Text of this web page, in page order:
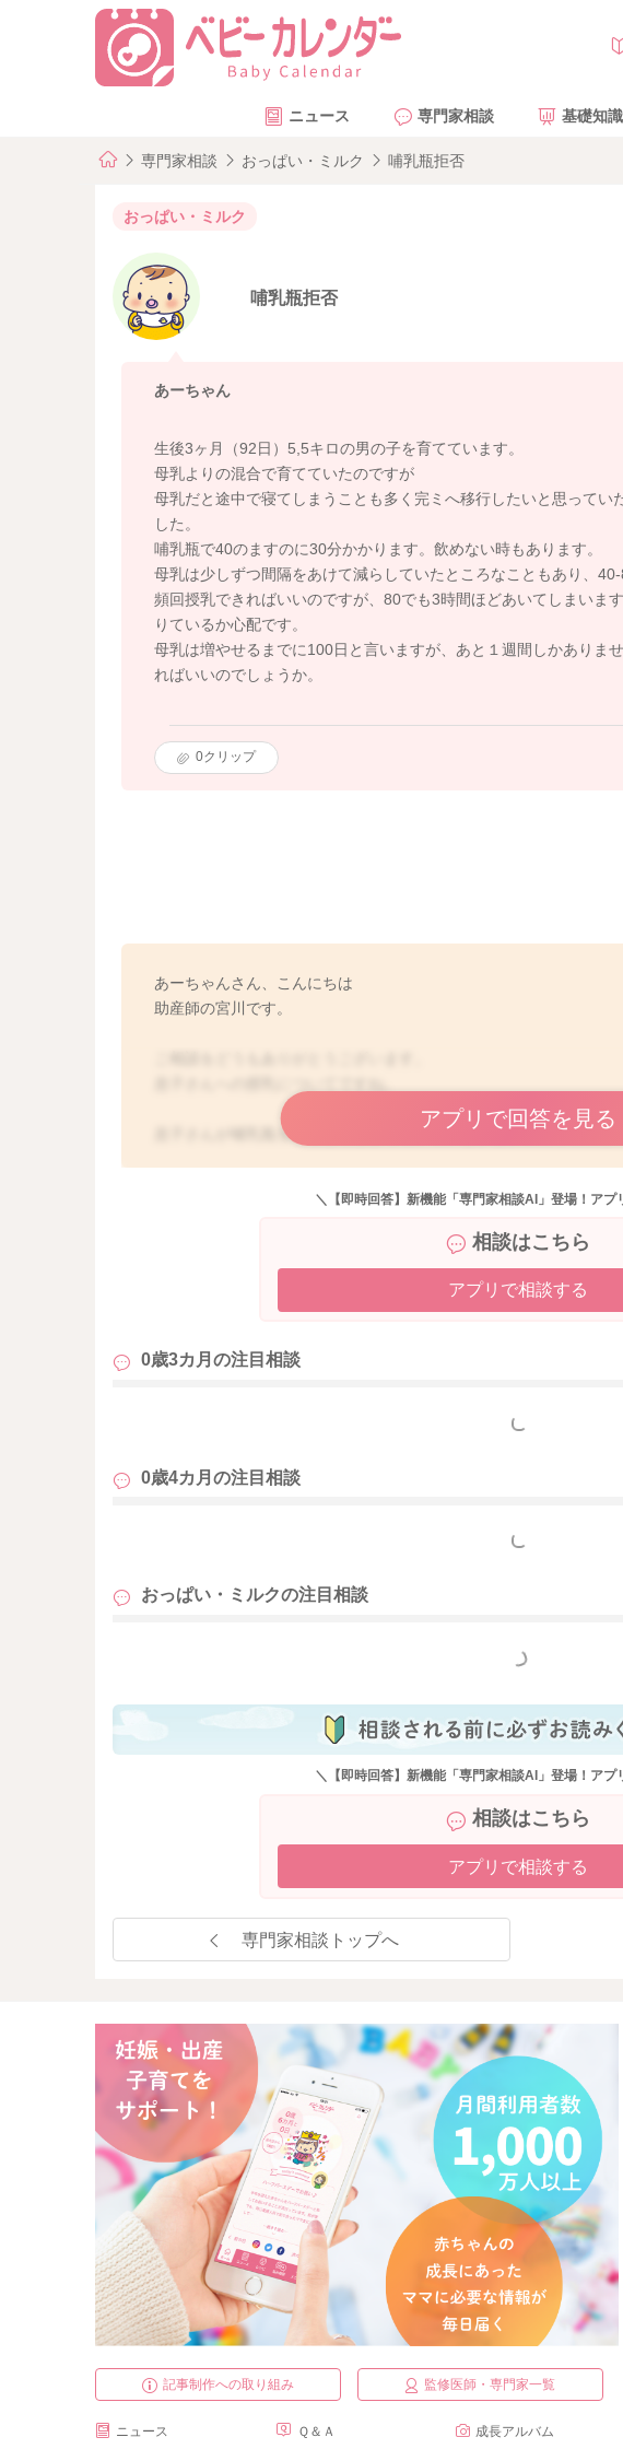
ニュース 専門家相談 基礎知識
専門家相談 おっぱい・ミルク 哺乳瓶拒否
おっぱい・ミルク
哺乳瓶拒否
あーちゃん
生後3ヶ月（92日）5,5キロの男の子を育てています。
母乳よりの混合で育てていたのですが
母乳だと途中で寝てしまうことも多く完ミへ移行したいと思ってい
した。
哺乳瓶で40のますのに30分かかります。飲めない時もあります。
母乳は少しずつ間隔をあけて減らしていたところなこともあり、40-
頻回授乳できればいいのですが、80でも3時間ほどあいてしまいま
りているか心配です。
母乳は増やせるまでに100日と言いますが、あと１週間しかありま
ればいいのでしょうか。
0クリップ
あーちゃんさん、こんにちは
助産師の宮川です。
息子さんが哺乳瓶を拒否してしまっていて、なかなか飲んでくれな
おっぱいの刺激を可能な限り増やしてみていただき、息子さんに少
今よりももっとおっぱいは、以前は出ていたのですよね？
また刺激が増えることで、分泌も増えるようになると思いますよ。
アプリで回答を見る
＼【即時回答】新機能「専門家相談AI」登場！アプ
相談はこちら
アプリで相談する
0歳3カ月の注目相談
もっと見る
0歳4カ月の注目相談
もっと見る
おっぱい・ミルクの注目相談
もっと見る
＼【即時回答】新機能「専門家相談AI」登場！アプ
相談はこちら
アプリで相談する
専門家相談トップへ
記事制作への取り組み 監修医師・専門家一覧
ニュース Ｑ＆Ａ 成長アルバム